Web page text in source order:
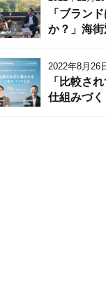
「ブラン
か？」海
2022年8月26
「比較さ
仕組みづ